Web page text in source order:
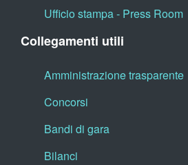
Ufficio stampa - Press Room
Collegamenti utili
Amministrazione trasparente
Concorsi
Bandi di gara
Bilanci